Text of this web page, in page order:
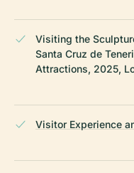
Visiting the
Santa Cruz de
Attractions, 2025,
Visitor Experience